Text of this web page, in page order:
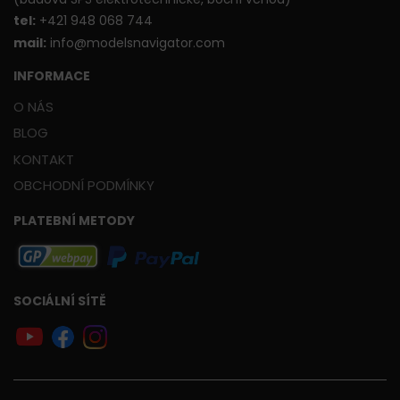
tel: +421 948 068 744
mail: info@modelsnavigator.com
INFORMACE
O NÁS
BLOG
KONTAKT
OBCHODNÍ PODMÍNKY
PLATEBNÍ METODY
SOCIÁLNÍ SÍTĚ